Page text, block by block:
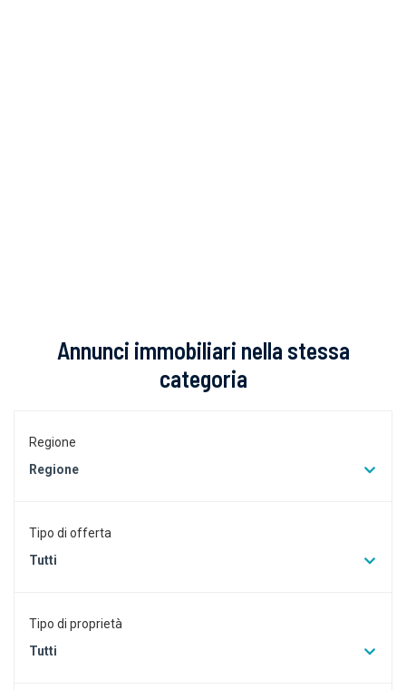
Annunci immobiliari nella stessa
categoria
Regione
Regione
Tipo di offerta
Tutti
Tipo di proprietà
Tutti